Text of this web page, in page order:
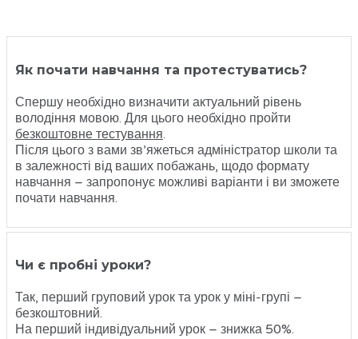
Як почати навчання та протестуватись?
Спершу необхідно визначити актуальний рівень
володіння мовою. Для цього необхідно пройти
безкоштовне тестування.
Після цього з вами зв’яжеться адміністратор школи та
в залежності від ваших побажань, щодо формату
навчання – запропонує можливі варіанти і ви зможете
почати навчання.
Чи є пробні уроки?
Так, перший груповий урок та урок у міні-групі –
безкоштовний.
На перший індивідуальний урок – знижка 50%.